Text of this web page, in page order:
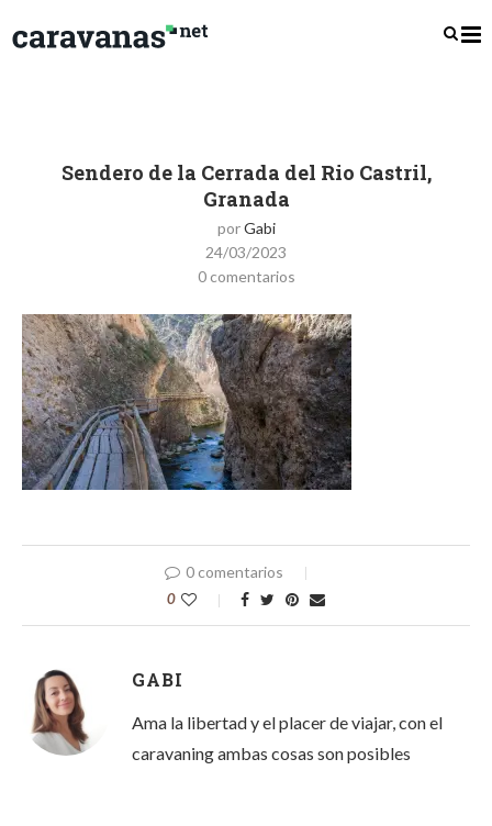
Sendero de la Cerrada del Rio Castril,
Granada
porGabi
24/03/2023
0 comentarios
0 comentarios
0
GABI
Ama la libertad y el placer de viajar, con el
caravaning ambas cosas son posibles